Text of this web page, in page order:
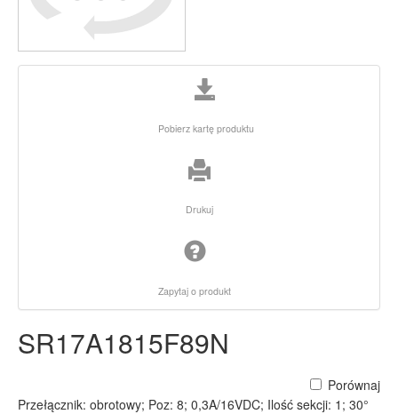
Pobierz kartę produktu
Drukuj
Zapytaj o produkt
SR17A1815F89N
Porównaj
Przełącznik: obrotowy; Poz: 8; 0,3A/16VDC; Ilość sekcji: 1; 30°